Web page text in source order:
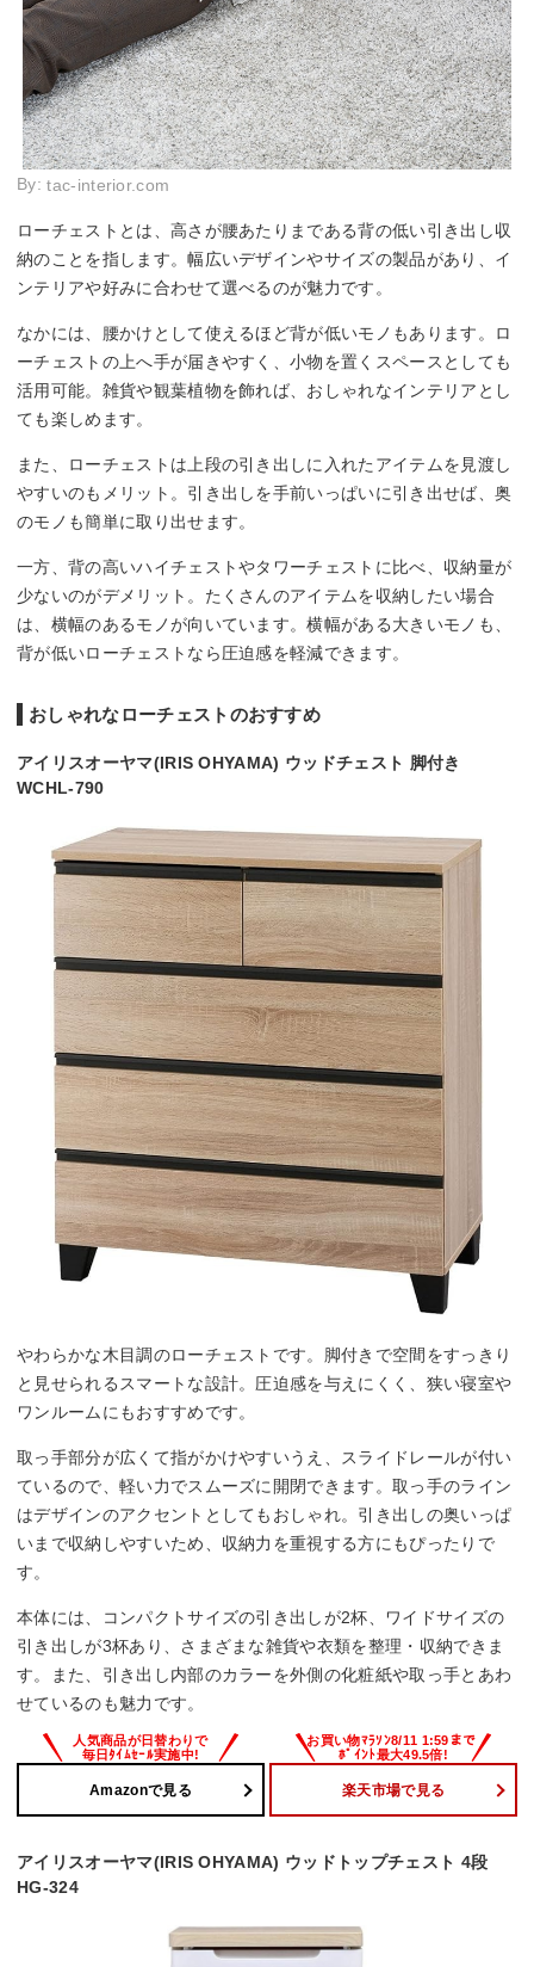
By:tac-interior.com
ローチェストとは、高さが腰あたりまである背の低い引き出し収
納のことを指します。幅広いデザインやサイズの製品があり、イ
ンテリアや好みに合わせて選べるのが魅力です。
なかには、腰かけとして使えるほど背が低いモノもあります。ロ
ーチェストの上へ手が届きやすく、小物を置くスペースとしても
活用可能。雑貨や観葉植物を飾れば、おしゃれなインテリアとし
ても楽しめます。
また、ローチェストは上段の引き出しに入れたアイテムを見渡し
やすいのもメリット。引き出しを手前いっぱいに引き出せば、奥
のモノも簡単に取り出せます。
一方、背の高いハイチェストやタワーチェストに比べ、収納量が
少ないのがデメリット。たくさんのアイテムを収納したい場合
は、横幅のあるモノが向いています。横幅がある大きいモノも、
背が低いローチェストなら圧迫感を軽減できます。
おしゃれなローチェストのおすすめ
アイリスオーヤマ(IRIS OHYAMA) ウッドチェスト 脚付き
WCHL-790
やわらかな木目調のローチェストです。脚付きで空間をすっきり
と見せられるスマートな設計。圧迫感を与えにくく、狭い寝室や
ワンルームにもおすすめです。
取っ手部分が広くて指がかけやすいうえ、スライドレールが付い
ているので、軽い力でスムーズに開閉できます。取っ手のライン
はデザインのアクセントとしてもおしゃれ。引き出しの奥いっぱ
いまで収納しやすいため、収納力を重視する方にもぴったりで
す。
本体には、コンパクトサイズの引き出しが2杯、ワイドサイズの
引き出しが3杯あり、さまざまな雑貨や衣類を整理・収納できま
す。また、引き出し内部のカラーを外側の化粧紙や取っ手とあわ
せているのも魅力です。
Amazonで見る 楽天市場で見る
アイリスオーヤマ(IRIS OHYAMA) ウッドトップチェスト 4段
HG-324